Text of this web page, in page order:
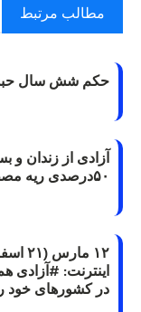
مطالب مرتبط
حکم شش سال
آزادی از زندان و
۵۰درصدی ریه مصطفی دانشجو
۱۲
در کشورهای خود